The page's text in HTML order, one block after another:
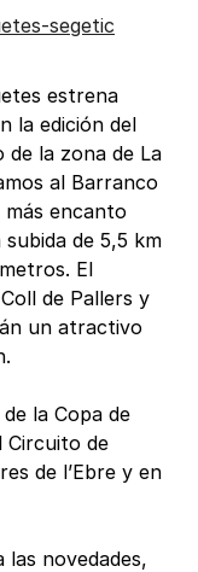
segetic
estrena
la edición del
de la zona de La
al Barranco
encanto
de 5,5 km
El
de Pallers y
un atractivo
la Copa de
Circuito de
de l’Ebre y en
novedades,